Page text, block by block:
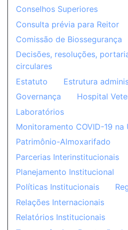
Conselhos Superiores
Consulta prévia para Reitor
Comissão de Biossegurança
Decisões, resoluções,
circulares
Estatuto
Estrutura
Governança
Hospital
Laboratórios
Monitoramento COVID-19 na
Patrimônio-Almoxarifado
Parcerias Interinstitucionais
Planejamento Institucional
Políticas Institucionais
Relações Internacionais
Relatórios Institucionais